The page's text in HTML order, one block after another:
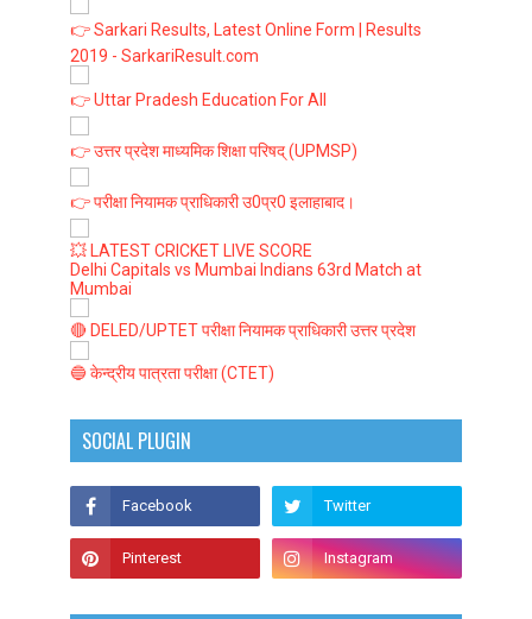
👉 Sarkari Results, Latest Online Form | Results
2019 - SarkariResult.com
👉 Uttar Pradesh Education For All
👉 उत्तर प्रदेश माध्यमिक शिक्षा परिषद् (UPMSP)
👉 परीक्षा नियामक प्राधिकारी उ0प्र0 इलाहाबाद।
💥 LATEST CRICKET LIVE SCORE
Delhi Capitals vs Mumbai Indians 63rd Match at
Mumbai
🔴 DELED/UPTET परीक्षा नियामक प्राधिकारी उत्तर प्रदेश
🔵 केन्द्रीय पात्रता परीक्षा (CTET)
SOCIAL PLUGIN